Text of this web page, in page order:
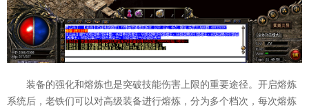
装备的强化和熔炼也是突破技能伤害上限的重要途径。开启熔炼
系统后，老铁们可以对高级装备进行熔炼，分为多个档次，每次熔炼